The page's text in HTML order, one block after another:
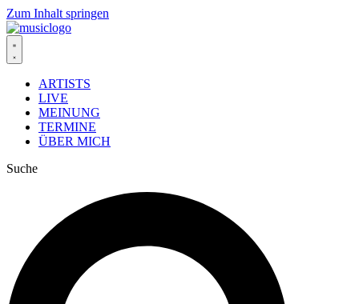
Zum Inhalt springen
ARTISTS
LIVE
MEINUNG
TERMINE
ÜBER MICH
Suche